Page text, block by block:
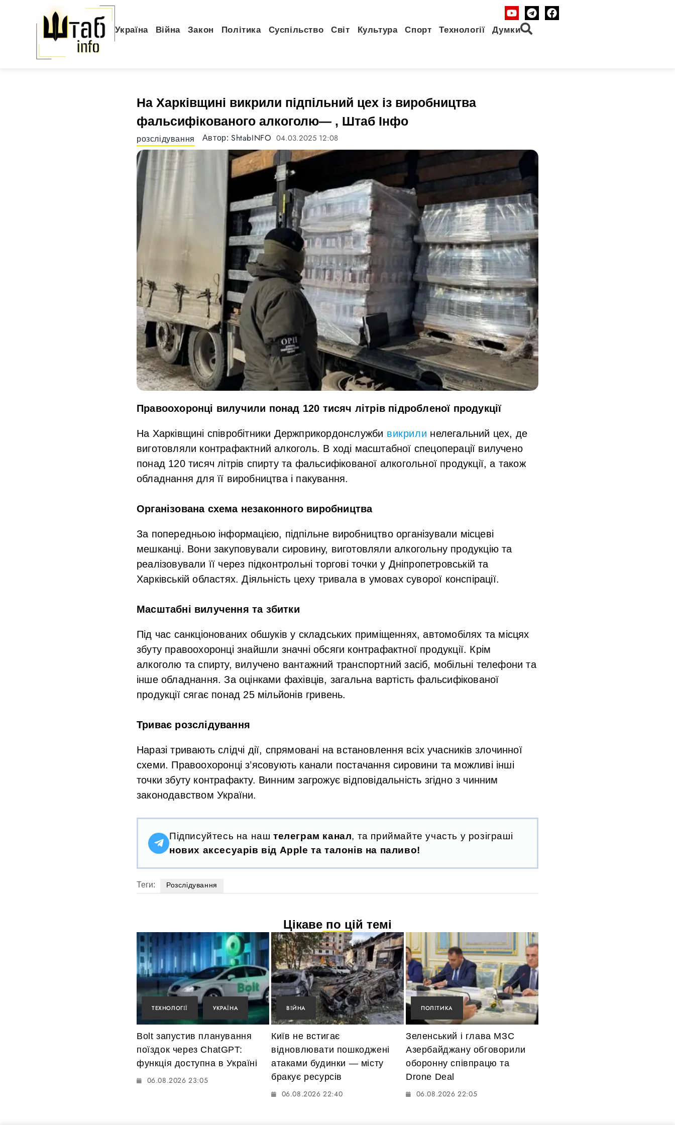
Україна Війна Закон Політика Суспільство Світ Культура Спорт Технології Думки
На Харківщині викрили підпільний цех із виробництва
фальсифікованого алкоголю— , Штаб Інфо
розслідування Автор:ShtabINFO 04.03.2025 12:08
Правоохоронці вилучили понад 120 тисяч літрів підробленої продукції
На Харківщині співробітники Держприкордонслужби викрили нелегальний цех, де
виготовляли контрафактний алкоголь. В ході масштабної спецоперації вилучено
понад 120 тисяч літрів спирту та фальсифікованої алкогольної продукції, а також
обладнання для її виробництва і пакування.
Організована схема незаконного виробництва
За попередньою інформацією, підпільне виробництво організували місцеві
мешканці. Вони закуповували сировину, виготовляли алкогольну продукцію та
реалізовували її через підконтрольні торгові точки у Дніпропетровській та
Харківській областях. Діяльність цеху тривала в умовах суворої конспірації.
Масштабні вилучення та збитки
Під час санкціонованих обшуків у складських приміщеннях, автомобілях та місцях
збуту правоохоронці знайшли значні обсяги контрафактної продукції. Крім
алкоголю та спирту, вилучено вантажний транспортний засіб, мобільні телефони та
інше обладнання. За оцінками фахівців, загальна вартість фальсифікованої
продукції сягає понад 25 мільйонів гривень.
Триває розслідування
Наразі тривають слідчі дії, спрямовані на встановлення всіх учасників злочинної
схеми. Правоохоронці з’ясовують канали постачання сировини та можливі інші
точки збуту контрафакту. Винним загрожує відповідальність згідно з чинним
законодавством України.
Підписуйтесь на наш телеграм канал, та приймайте участь у розіграші
нових аксесуарів від Apple та талонів на паливо!
Теги: Розслідування
Цікаве по цій темі
ТЕХНОЛОГІЇ УКРАЇНА
Bolt запустив планування
поїздок через ChatGPT:
функція доступна в Україні
06.08.2026 23:05
ВІЙНА
Київ не встигає
відновлювати пошкоджені
атаками будинки — місту
бракує ресурсів
06.08.2026 22:40
ПОЛІТИКА
Зеленський і глава МЗС
Азербайджану обговорили
оборонну співпрацю та
Drone Deal
06.08.2026 22:05